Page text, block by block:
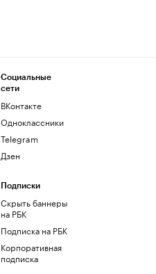
Социальные
сети
ВКонтакте
Одноклассники
Telegram
Дзен
Подписки
Скрыть баннеры
на РБК
Подписка на РБК
Корпоративная
подписка